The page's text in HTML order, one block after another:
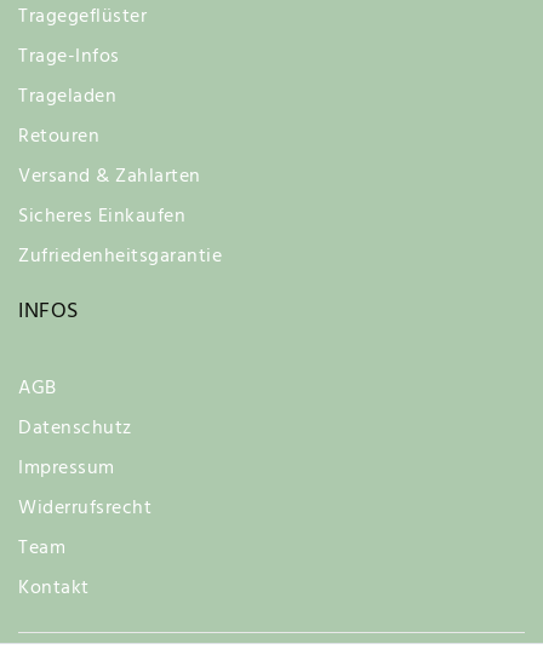
Tragegeflüster
Trage-Infos
Trageladen
Retouren
Versand & Zahlarten
Sicheres Einkaufen
Zufriedenheitsgarantie
INFOS
AGB
Datenschutz
Impressum
Widerrufsrecht
Team
Kontakt